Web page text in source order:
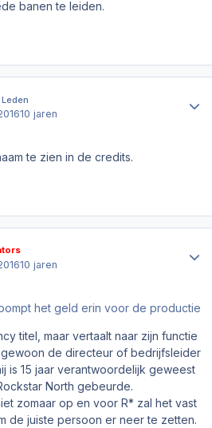
banen te leiden.
Leden
10 jaren
te zien in de credits.
10 jaren
het geld erin voor de productie
titel, maar vertaalt naar zijn functie
de directeur of bedrijfsleider
is 15 jaar verantwoordelijk geweest
North gebeurde.
zomaar op en voor R* zal het vast
de juiste persoon er neer te zetten.